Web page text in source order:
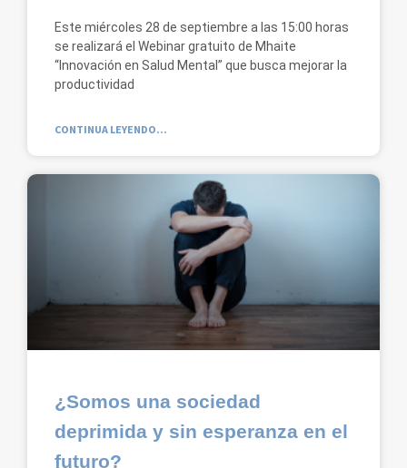
Este miércoles 28 de septiembre a las 15:00 horas
se realizará el Webinar gratuito de Mhaite
“Innovación en Salud Mental” que busca mejorar la
productividad
CONTINUA LEYENDO...
¿Somos una sociedad
deprimida y sin esperanza en el
futuro?